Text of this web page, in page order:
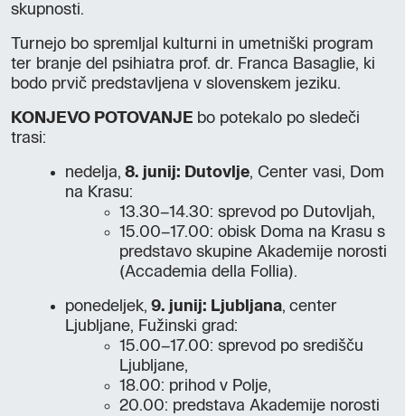
skupnosti.
Turnejo bo spremljal kulturni in umetniški program
ter branje del psihiatra prof. dr. Franca Basaglie, ki
bodo prvič predstavljena v slovenskem jeziku.
KONJEVO POTOVANJE bo potekalo po sledeči
trasi:
nedelja, 8. junij: Dutovlje, Center vasi, Dom
na Krasu:
13.30–14.30: sprevod po Dutovljah,
15.00–17.00: obisk Doma na Krasu s
predstavo skupine Akademije norosti
(Accademia della Follia).
ponedeljek, 9. junij: Ljubljana, center
Ljubljane, Fužinski grad:
15.00–17.00: sprevod po središču
Ljubljane,
18.00: prihod v Polje,
20.00: predstava Akademije norosti